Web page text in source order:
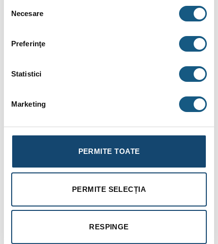
consimțământului
Necesare
Preferinţe
Statistici
Marketing
PERMITE TOATE
PERMITE SELECȚIA
RESPINGE
Puffer-ul este dotat cu o izolatie de 80 mm grosime din
spuma poliuretanica moale, rezistenta la caldura, avand
Presiune maxima de lucru: 3 bari
Temperatura maxima de lucru a rezervorului: 100 grdC